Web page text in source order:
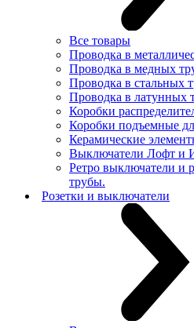
Все товары
Проводка в
Проводка в медных
Проводка в стальных
Проводка в латунных
Коробки
Коробки подъемные
Керамические
Выключатели Лофт и
Ретро выключатели и
трубы.
Розетки и выключатели